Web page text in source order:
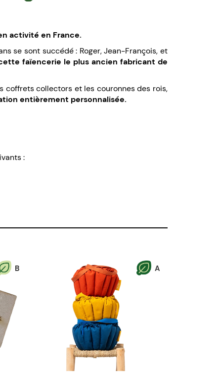
activité en France.
se sont succédé : Roger, Jean-François, et
faïencerie le plus ancien fabricant de
coffrets collectors et les couronnes des rois,
entièrement personnalisée.
:
B A